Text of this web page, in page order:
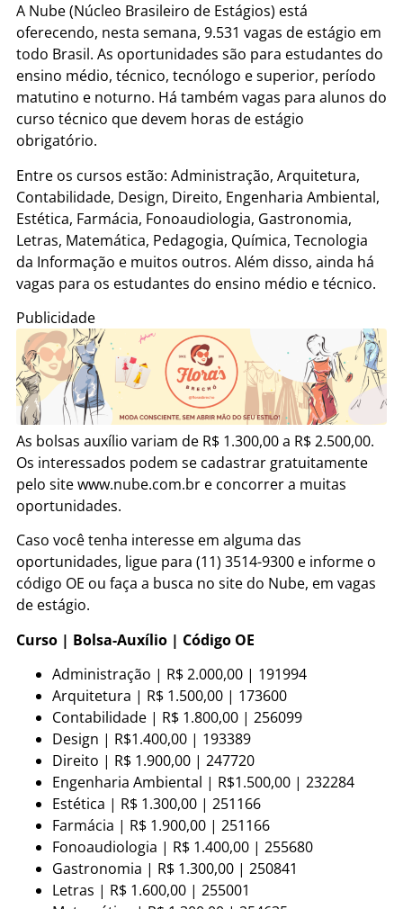
A Nube (Núcleo Brasileiro de Estágios) está
oferecendo, nesta semana, 9.531 vagas de estágio em
todo Brasil. As oportunidades são para estudantes do
ensino médio, técnico, tecnólogo e superior, período
matutino e noturno. Há também vagas para alunos do
curso técnico que devem horas de estágio
obrigatório.
Entre os cursos estão: Administração, Arquitetura,
Contabilidade, Design, Direito, Engenharia Ambiental,
Estética, Farmácia, Fonoaudiologia, Gastronomia,
Letras, Matemática, Pedagogia, Química, Tecnologia
da Informação e muitos outros. Além disso, ainda há
vagas para os estudantes do ensino médio e técnico.
Publicidade
As bolsas auxílio variam de R$ 1.300,00 a R$ 2.500,00.
Os interessados podem se cadastrar gratuitamente
pelo site www.nube.com.br e concorrer a muitas
oportunidades.
Caso você tenha interesse em alguma das
oportunidades, ligue para (11) 3514-9300 e informe o
código OE ou faça a busca no site do Nube, em vagas
de estágio.
Curso | Bolsa-Auxílio | Código OE
Administração | R$ 2.000,00 | 191994
Arquitetura | R$ 1.500,00 | 173600
Contabilidade | R$ 1.800,00 | 256099
Design | R$1.400,00 | 193389
Direito | R$ 1.900,00 | 247720
Engenharia Ambiental | R$1.500,00 | 232284
Estética | R$ 1.300,00 | 251166
Farmácia | R$ 1.900,00 | 251166
Fonoaudiologia | R$ 1.400,00 | 255680
Gastronomia | R$ 1.300,00 | 250841
Letras | R$ 1.600,00 | 255001